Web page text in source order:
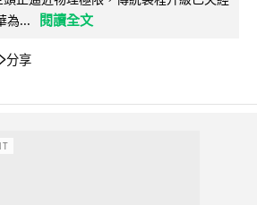
為...
閱讀全文
分享